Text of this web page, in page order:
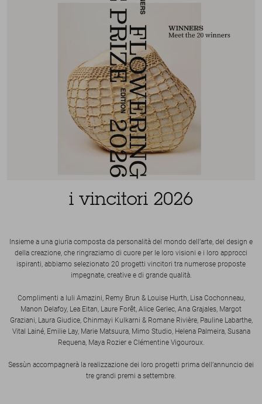
i vincitori 2026
Insieme a una giuria composta da personalità del mondo dell’arte, del design e
della creazione, che ringraziamo di cuore per le loro visioni e i loro approcci
ispiranti, abbiamo selezionato 20 progetti vincitori tra numerose proposte
impegnate, creative e di grande qualità.
Complimenti a Iuli Amazini, Remy Brun & Louise Hurth, Lisa Cochonneau,
Manon Delafoy, Lea Eitan, Laure Forêt, Alice Gerlec, Ana Grajales, Margot
Graziani, Laura Giudice, Chinmayi Kulkarni & Romane Rivière, Pauline Labarthe,
Vital Lainé, Emilie Lay, Marie Matsuura, Mimo Studio, Helena Palmeira, Susana
Requena, Maya Rozier e Clémentine Vigouroux.
Sessùn accompagnerà la realizzazione dei loro progetti prima dell’annuncio dei
tre grandi premi a settembre.